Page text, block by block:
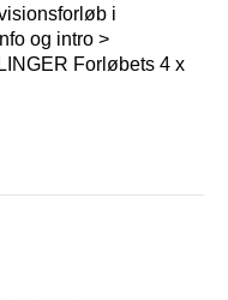
i
og intro >
Forløbets 4 x